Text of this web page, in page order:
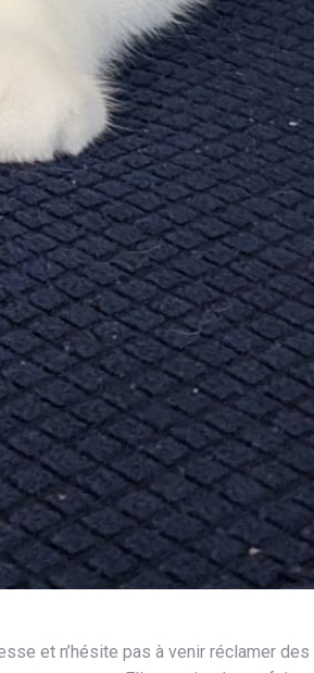
et n’hésite pas à venir réclamer des